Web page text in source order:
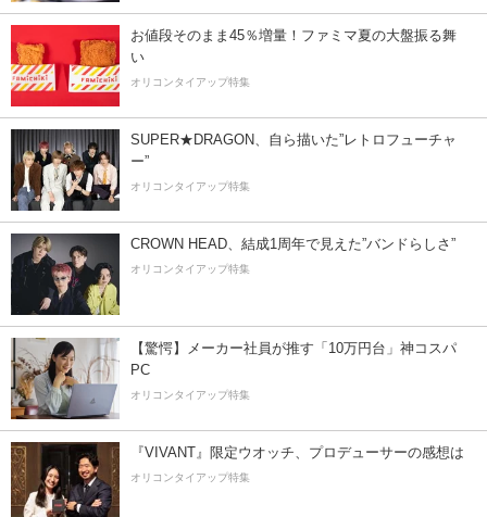
お値段そのまま45％増量！ファミマ夏の大盤振る舞
い
オリコンタイアップ特集
SUPER★DRAGON、自ら描いた”レトロフューチャ
ー”
オリコンタイアップ特集
CROWN HEAD、結成1周年で見えた”バンドらしさ”
オリコンタイアップ特集
【驚愕】メーカー社員が推す「10万円台」神コスパ
PC
オリコンタイアップ特集
『VIVANT』限定ウオッチ、プロデューサーの感想は
オリコンタイアップ特集